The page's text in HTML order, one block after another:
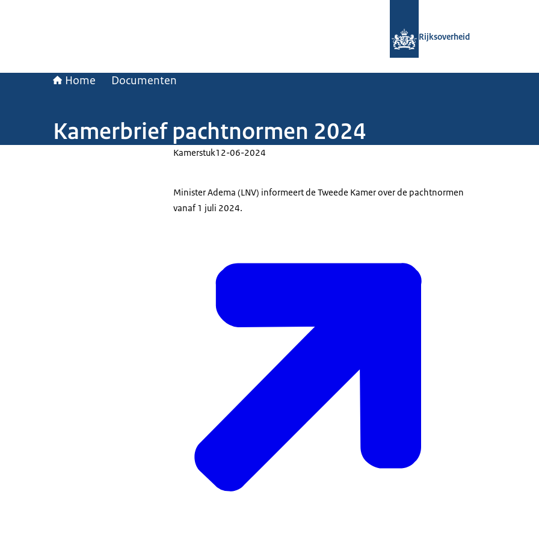
Rijksoverheid
Home Documenten
Kamerbrief pachtnormen 2024
Kamerstuk12-06-2024
Minister Adema (LNV) informeert de Tweede Kamer over de pachtnormen
vanaf 1 juli 2024.